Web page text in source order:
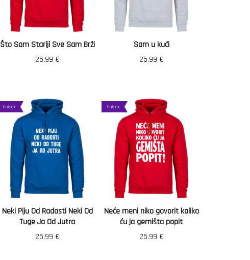
Što Sam Stariji Sve Sam Brži
25.99 €
Sam u kući
25.99 €
Unisex
Neki Piju Od Radosti Neki Od
Tuge Ja Od Jutra
25.99 €
Unisex
Neće meni niko govorit koliko
ću ja gemišta popit
25.99 €